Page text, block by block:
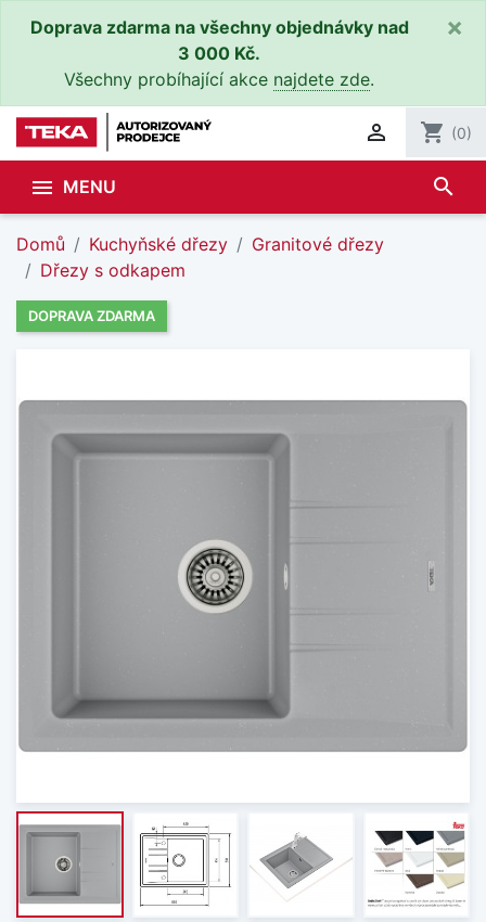
Doprava zdarma na všechny objednávky nad
3 000 Kč.
Všechny probíhající akce najdete zde.
×
 shopping_cart (0)
 MENU search
Domů Kuchyňské dřezy
Granitové dřezy
Dřezy s odkapem
DOPRAVA ZDARMA